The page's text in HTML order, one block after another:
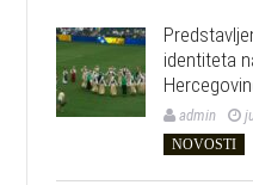
identiteta
admin
NOVOSTI